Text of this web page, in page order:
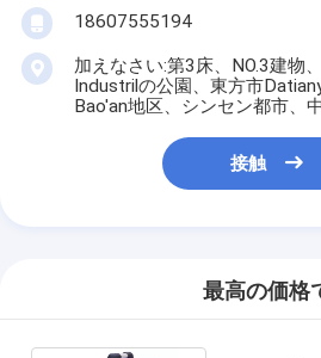
18607555194
加えなさい:第3床、NO.3建物
Industrilの公園、東方市
Bao'an地区、シンセン都市、
接触
最高の価格